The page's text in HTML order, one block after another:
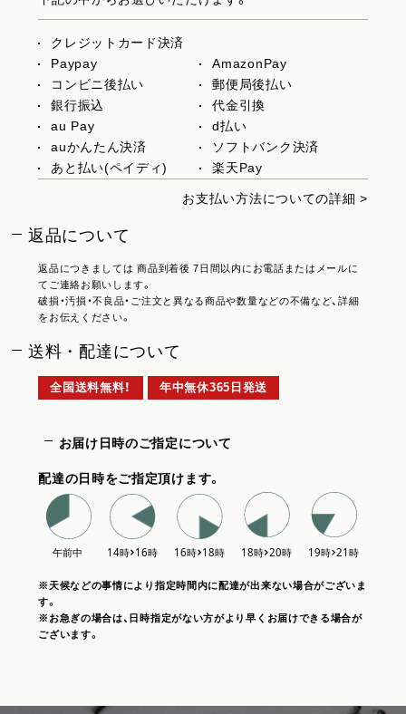
クレジットカード決済
Paypay
AmazonPay
コンビニ後払い
郵便局後払い
銀行振込
代金引換
au Pay
d払い
auかんたん決済
ソフトバンク決済
あと払い(ペイディ)
楽天Pay
お支払い方法についての詳細 >
返品について
返品につきましては 商品到着後 7日間以内にお電話またはメールに
てご連絡お願いします。
破損・汚損・不良品・ご注文と異なる商品や数量などの不備など、詳細
をお伝えください。
送料・配達について
全国送料無料！ 年中無休365日発送
お届け日時のご指定について
配達の日時をご指定頂けます。
※天候などの事情により指定時間内に配達が出来ない場合がございま
す。
※お急ぎの場合は、日時指定がない方がより早くお届けできる場合が
ございます。